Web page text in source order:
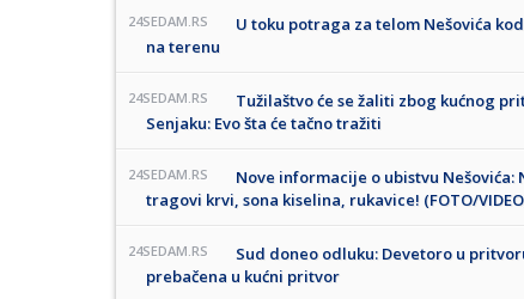
24SEDAM.RS
U toku potraga za telom Nešovića
na terenu
24SEDAM.RS
Tužilaštvo će se žaliti zbog kućnog
Senjaku: Evo šta će tačno tražiti
24SEDAM.RS
Nove informacije o ubistvu
tragovi krvi, sona kiselina, rukavice! (FOTO/
24SEDAM.RS
Sud doneo odluku: Devetoro u
prebačena u kućni pritvor